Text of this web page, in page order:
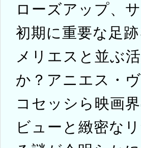
ローズアップ、
初期に重要な足
メリエスと並ぶ
か？アニエス・
コセッシら映画
ビューと緻密な